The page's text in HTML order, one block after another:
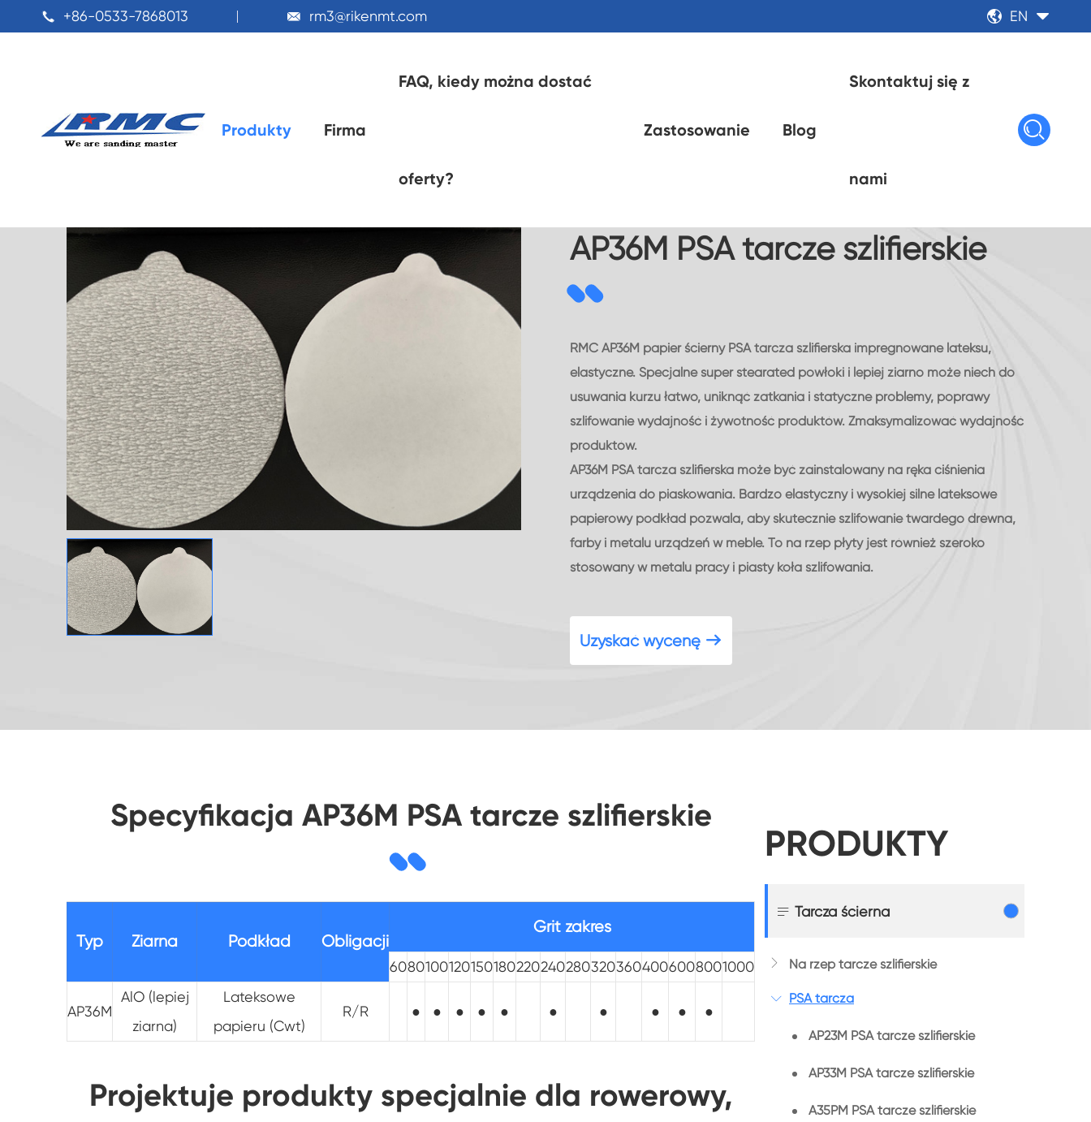
 +86-0533-7868013  rm3@rikenmt.com  EN 
Produkty Firma
FAQ, kiedy można dostać
oferty?
Zastosowanie Blog
Skontaktuj się z
nami

Domu Produkty
AP36M PSA tarcze szlifierskie
RMC AP36M papier ścierny PSA tarcza szlifierska impregnowane lateksu,
elastyczne. Specjalne super stearated powłoki i lepiej ziarno może niech do
usuwania kurzu łatwo, uniknąć zatkania i statyczne problemy, poprawy
szlifowanie wydajność i żywotność produktów. Zmaksymalizować wydajność
produktów.
AP36M PSA tarcza szlifierska może być zainstalowany na ręka ciśnienia
urządzenia do piaskowania. Bardzo elastyczny i wysokiej silne lateksowe
papierowy podkład pozwala, aby skutecznie szlifowanie twardego drewna,
farby i metalu urządzeń w meble. To na rzep płyty jest również szeroko
stosowany w metalu pracy i piasty koła szlifowania.
Uzyskać wycenę 
Specyfikacja AP36M PSA tarcze szlifierskie
Typ Ziarna Podkład Obligacji
Grit zakres
60801001201501802202402803203604006008001000
AP36M
AlO (lepiej
ziarna)
Lateksowe
papieru (Cwt)
R/R ● ● ● ● ● ● ● ● ● ●
Projektuje produkty specjalnie dla rowerowy,
PRODUKTY
 Tarcza ścierna
 Na rzep tarcze szlifierskie
 PSA tarcza
AP23M PSA tarcze szlifierskie
AP33M PSA tarcze szlifierskie
A35PM PSA tarcze szlifierskie